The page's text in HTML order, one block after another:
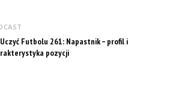
Futbolu 261: Napastnik – profil i
pozycji